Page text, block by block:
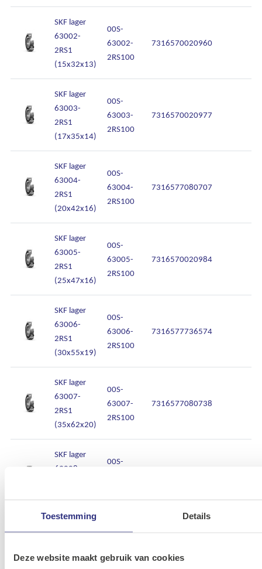
Toestemming Details
Deze website maakt gebruik van cookies
Onze diensten
Over Kalkhuis
SKF lager
63002-
2RS1
(15x32x13)
00S-
63002-
2RS100
7316570020960
SKF lager
63003-
2RS1
(17x35x14)
00S-
63003-
2RS100
7316570020977
SKF lager
63004-
2RS1
(20x42x16)
00S-
63004-
2RS100
7316577080707
SKF lager
63005-
2RS1
(25x47x16)
00S-
63005-
2RS100
7316570020984
SKF lager
63006-
2RS1
(30x55x19)
00S-
63006-
2RS100
7316577736574
SKF lager
63007-
2RS1
(35x62x20)
00S-
63007-
2RS100
7316577080738
SKF lager
63008-
00S-
2RS1
00S-
2RS100